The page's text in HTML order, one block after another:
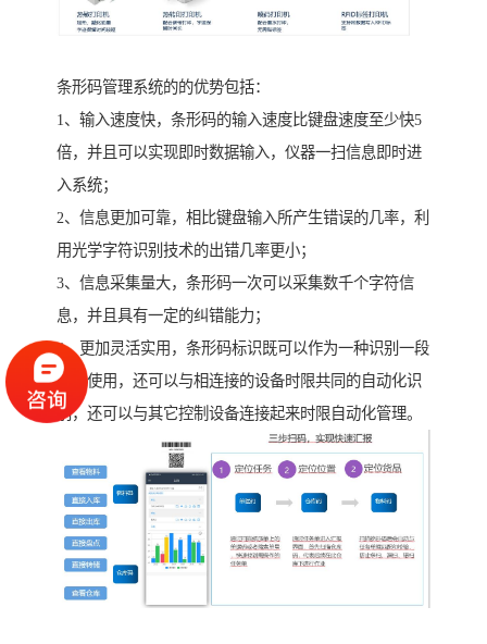
条形码管理系统的的优势包括：
1、输入速度快，条形码的输入速度比键盘速度至少快5
倍，并且可以实现即时数据输入，仪器一扫信息即时进
入系统；
2、信息更加可靠，相比键盘输入所产生错误的几率，利
用光学字符识别技术的出错几率更小；
3、信息采集量大，条形码一次可以采集数千个字符信
息，并且具有一定的纠错能力；
4、更加灵活实用，条形码标识既可以作为一种识别一段
自己使用，还可以与相连接的设备时限共同的自动化识
别，还可以与其它控制设备连接起来时限自动化管理。